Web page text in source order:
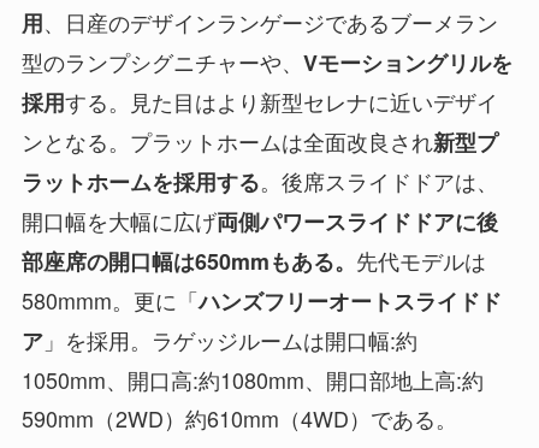
用、日産のデザインランゲージであるブーメラン
型のランプシグニチャーや、 Vモーショングリルを
採用する。見た目はより新型セレナに近いデザイ
ンとなる。プラットホームは全面改良され新型プ
ラットホームを採用する。後席スライドドアは、
開口幅を大幅に広げ両側パワースライドドアに後
部座席の開口幅は650mmもある。 先代モデルは
580mmm。更に「ハンズフリーオートスライドド
ア」を採用。ラゲッジルームは開口幅:約
1050mm、開口高:約1080mm、開口部地上高:約
590mm（2WD）約610mm（4WD）である。